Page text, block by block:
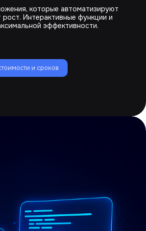
которые автоматизируют
рост. Интерактивные функции и
эффективности.
и сроков